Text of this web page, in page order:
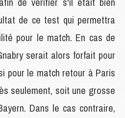
de ce test qui permettra
pour le match. En cas de
serait alors forfait pour
pour le match retour à Paris
seulement, soit une grosse
Dans le cas contraire,